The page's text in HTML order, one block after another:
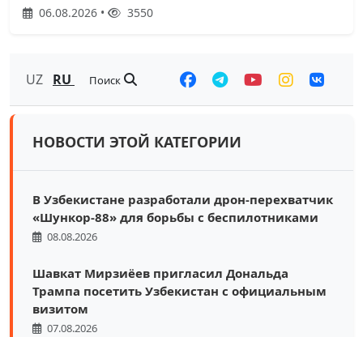
06.08.2026 • 3550
UZ RU Поиск
НОВОСТИ ЭТОЙ КАТЕГОРИИ
В Узбекистане разработали дрон-перехватчик
«Шункор-88» для борьбы с беспилотниками
08.08.2026
Шавкат Мирзиёев пригласил Дональда
Трампа посетить Узбекистан с официальным
визитом
07.08.2026